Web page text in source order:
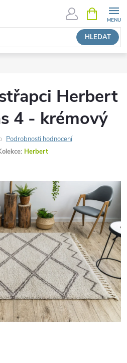
HLEDAT
NÁKUPNÍ
KOŠÍK
Herbert
4 - krémový
Podrobnosti hodnocení
Herbert